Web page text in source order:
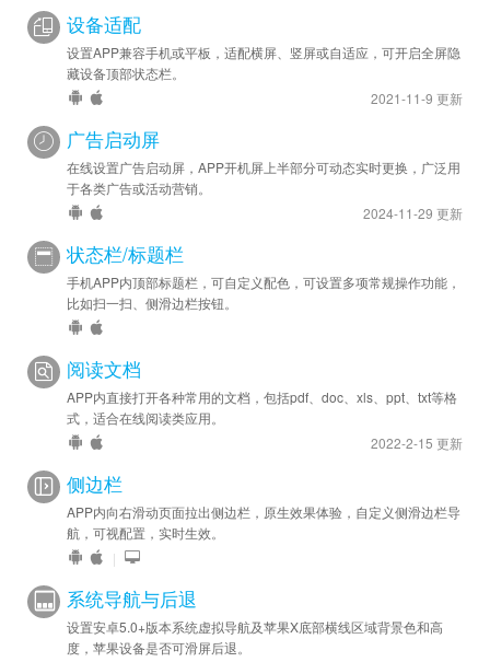
设备适配
设置APP兼容手机或平板，适配横屏、竖屏或自适应，可开启全屏隐
藏设备顶部状态栏。
2021-11-9 更新
广告启动屏
在线设置广告启动屏，APP开机屏上半部分可动态实时更换，广泛用
于各类广告或活动营销。
2024-11-29 更新
状态栏/标题栏
手机APP内顶部标题栏，可自定义配色，可设置多项常规操作功能，
比如扫一扫、侧滑边栏按钮。
阅读文档
APP内直接打开各种常用的文档，包括pdf、doc、xls、ppt、txt等格
式，适合在线阅读类应用。
2022-2-15 更新
侧边栏
APP内向右滑动页面拉出侧边栏，原生效果体验，自定义侧滑边栏导
航，可视配置，实时生效。
|
系统导航与后退
设置安卓5.0+版本系统虚拟导航及苹果X底部横线区域背景色和高
度，苹果设备是否可滑屏后退。